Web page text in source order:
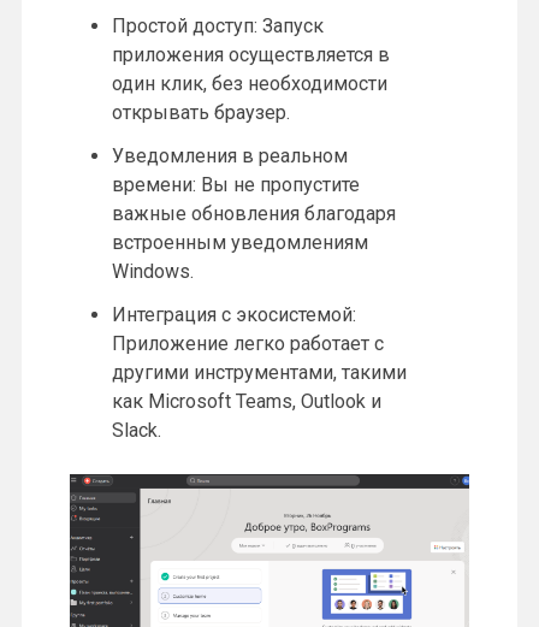
Простой доступ: Запуск
приложения осуществляется в
один клик, без необходимости
открывать браузер.
Уведомления в реальном
времени: Вы не пропустите
важные обновления благодаря
встроенным уведомлениям
Windows.
Интеграция с экосистемой:
Приложение легко работает с
другими инструментами, такими
как Microsoft Teams, Outlook и
Slack.